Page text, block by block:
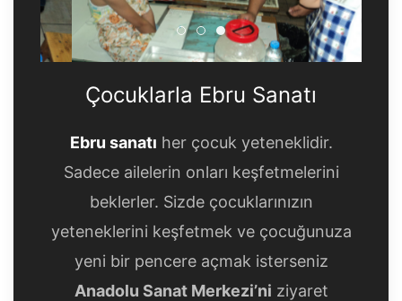
Çocuklarla Ebru Sanatı
Çocuklarla Ebru Sanatı
Çocuklarla Ebru Sanatı
Çocuklarla Ebru Sanatı
Ebru sanatı her çocuk yeteneklidir.
Sadece ailelerin onları keşfetmelerini
beklerler. Sizde çocuklarınızın
yeteneklerini keşfetmek ve çocuğunuza
yeni bir pencere açmak isterseniz
Anadolu Sanat Merkezi’ni ziyaret